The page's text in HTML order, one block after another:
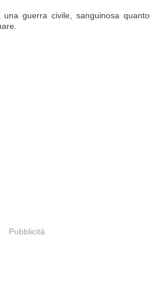
guerra civile, sanguinosa quanto
Pubblicità